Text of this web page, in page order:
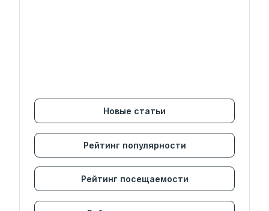
Новые статьи
Рейтинг популярности
Рейтинг посещаемости